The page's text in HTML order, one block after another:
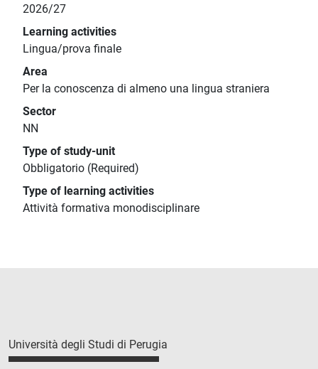
2026/27
Learning activities
Lingua/prova finale
Area
Per la conoscenza di almeno una lingua straniera
Sector
NN
Type of study-unit
Obbligatorio (Required)
Type of learning activities
Attività formativa monodisciplinare
Università degli Studi di Perugia